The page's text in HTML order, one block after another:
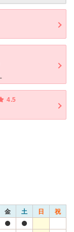
4.5
金 土 日 祝